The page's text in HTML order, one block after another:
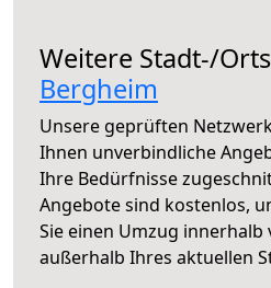
Weitere Stadt-/
Bergheim
Unsere geprüften
Ihnen unverbindliche
Ihre Bedürfnisse
Angebote sind kostenlos,
Sie einen Umzug innerhalb
außerhalb Ihres aktuellen